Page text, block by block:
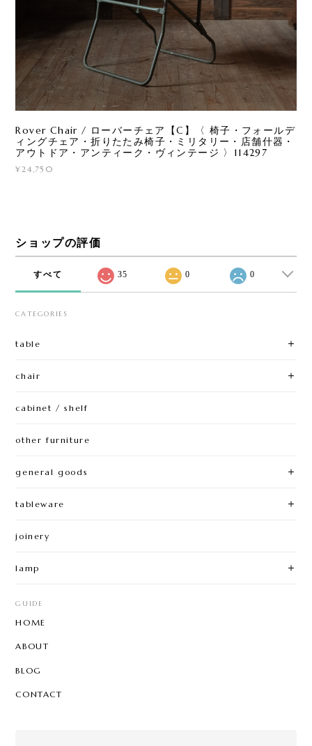
Rover Chair / ローバーチェア【C】〈 椅子・フォールデ
ィングチェア・折りたたみ椅子・ミリタリー・店舗什器・
アウトドア・アンティーク・ヴィンテージ 〉114297
¥24,750
ショップの評価
すべて 35 0 0
CATEGORIES
table
chair
cabinet / shelf
other furniture
general goods
tableware
joinery
lamp
GUIDE
HOME
ABOUT
BLOG
CONTACT